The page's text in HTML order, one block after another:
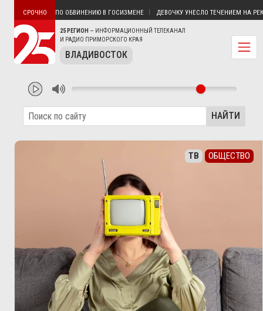
25 РЕГИОН — ИНФОРМАЦИОННЫЙ ТЕЛЕКАНАЛ
И РАДИО ПРИМОРСКОГО КРАЯ
ВЛАДИВОСТОК
СРОЧНОПО ОБВИНЕНИЮ В ГОСИЗМЕНЕ ДЕВОЧКУ УНЕСЛО ТЕЧЕНИЕМ НА РЕКЕ
НАЙТИ
ТВ ОБЩЕСТВО